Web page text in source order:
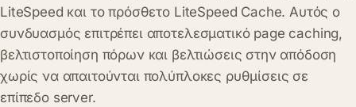
LiteSpeed και το πρόσθετο LiteSpeed Cache. Αυτός ο
συνδυασμός επιτρέπει αποτελεσματικό page caching,
βελτιστοποίηση πόρων και βελτιώσεις στην απόδοση
χωρίς να απαιτούνται πολύπλοκες ρυθμίσεις σε
επίπεδο server.